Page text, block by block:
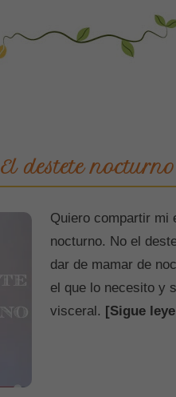
El destete nocturno
Quiero compartir mi
nocturno. No el
dar de mamar de
el que lo necesito y
visceral. [Sigue